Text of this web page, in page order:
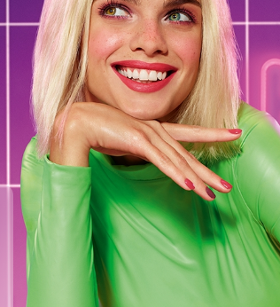
et maquillage